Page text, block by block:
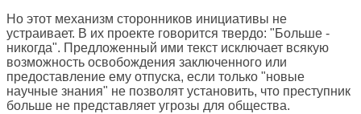
Но этот механизм сторонников инициативы не
устраивает. В их проекте говорится твердо: "Больше -
никогда". Предложенный ими текст исключает всякую
возможность освобождения заключенного или
предоставление ему отпуска, если только "новые
научные знания" не позволят установить, что преступник
больше не представляет угрозы для общества.